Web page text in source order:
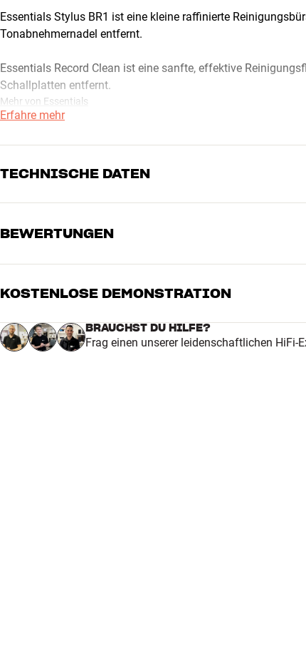
Essentials Stylus BR1 ist eine kleine raffinierte
Tonabnehmernadel entfernt.
Essentials Record Clean ist eine sanfte, effektive
Schallplatten entfernt.
Mehr von Essentials
Erfahre mehr
TECHNISCHE DATEN
MASSE UND DESIGN
Gewicht (kg)
0,26
Maße (Verpackung)
7 x 19 x 19 cm (breite x
ALLGEMEINE MERKMALE
BEWERTUNGEN
5
4
3
KOSTENLOSE DEMONSTRATION
BRAUCHST DU HILFE?
Frag einen unserer leidenschaftlichen HiFi-